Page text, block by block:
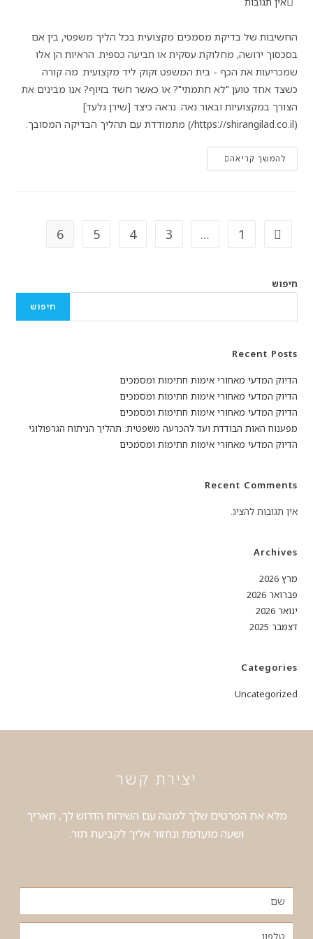
החשיבות של בדיקת מסמכים מקצועית בכל הליך משפטי, בין אם
בסכסוך ירושה, מחלוקת עסקית או תביעה כספית. הראיות הן אלו
שמכריעות את הכף - בית המשפט זקוק ליד מקצועית. מה קורה
כשצד אחד טוען "לא חתמתי"? או כאשר חשד בזיוף? אנו מבינים את
הצורך במקצועיות ובאור נאה. נראה כיצד [שירן גלעד]
(https://shirangilad.co.il/) מתמודדת עם תהליך הבדיקה המסובך.
להמשך קריאה
1
…
3
4
5
6
חיפוש
חיפוש
Recent Posts
הדיוק המדעי מאחורי אימות חתימות ומסמכים
הדיוק המדעי מאחורי אימות חתימות ומסמכים
הדיוק המדעי מאחורי אימות חתימות ומסמכים
מפענוח האות הבודדת ועד להכרעה משפטית: תהליך הניתוח הגרפולוגי
הדיוק המדעי מאחורי אימות חתימות ומסמכים
Recent Comments
אין תגובות להציג.
Archives
מרץ 2026
פברואר 2026
ינואר 2026
דצמבר 2025
Categories
Uncategorized
יצירת קשר
מלא את הפרטים שלך למטה עם השירות הדרוש לך, תאריך
ושעה מועדפת ונחזור אליך לקביעת תור.